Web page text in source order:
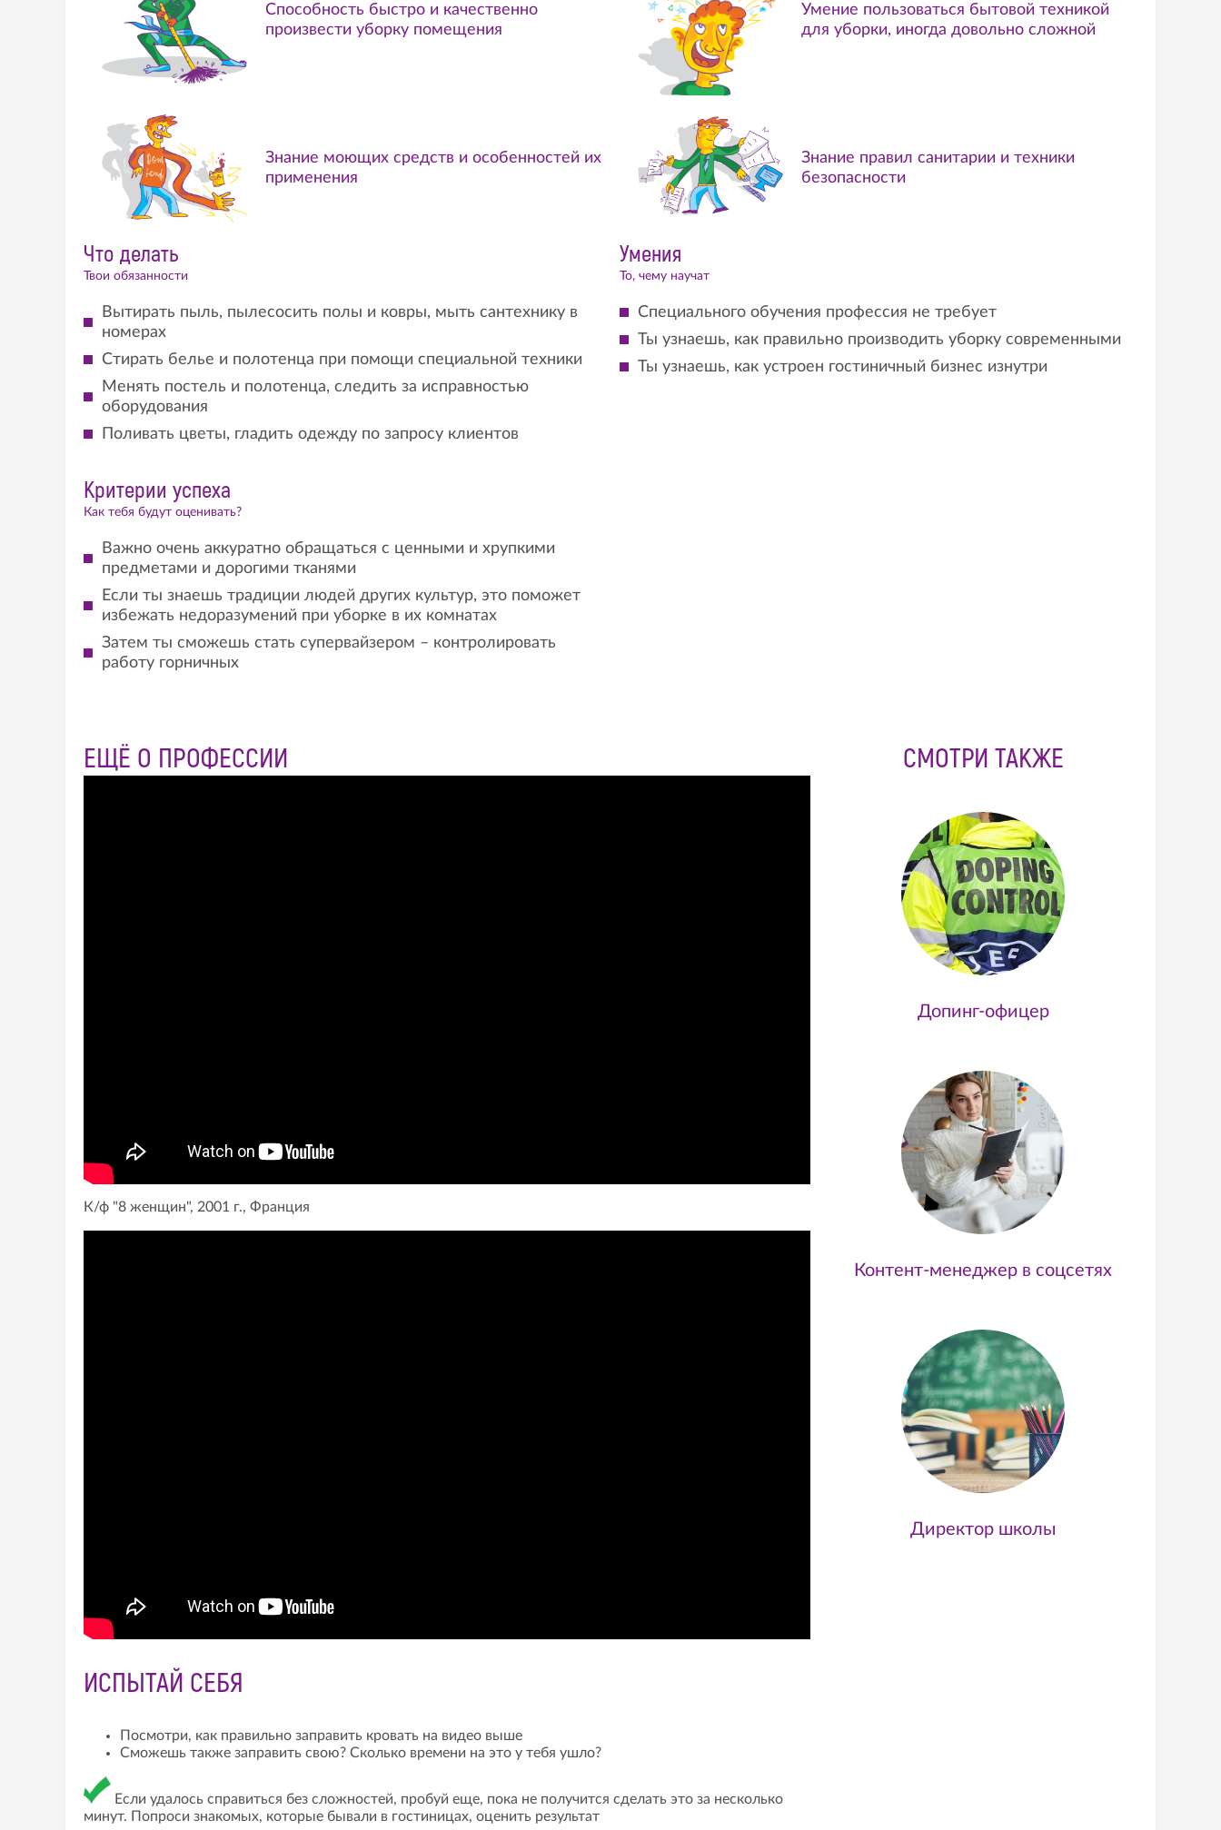
Способность быстро и качественно
произвести уборку помещения
Умение пользоваться бытовой техникой
для уборки, иногда довольно сложной
Знание моющих средств и особенностей их
применения
Знание правил санитарии и техники
безопасности
Что делать
Твои обязанности
Вытирать пыль, пылесосить полы и ковры, мыть сантехнику в
номерах
Стирать белье и полотенца при помощи специальной техники
Менять постель и полотенца, следить за исправностью
оборудования
Поливать цветы, гладить одежду по запросу клиентов
Умения
То, чему научат
Специального обучения профессия не требует
Ты узнаешь, как правильно производить уборку современными
Ты узнаешь, как устроен гостиничный бизнес изнутри
Критерии успеха
Как тебя будут оценивать?
Важно очень аккуратно обращаться с ценными и хрупкими
предметами и дорогими тканями
Если ты знаешь традиции людей других культур, это поможет
избежать недоразумений при уборке в их комнатах
Затем ты сможешь стать супервайзером – контролировать
работу горничных
ЕЩЁ О ПРОФЕССИИ
К/ф "8 женщин", 2001 г., Франция
ИСПЫТАЙ СЕБЯ
Посмотри, как правильно заправить кровать на видео выше
Сможешь также заправить свою? Сколько времени на это у тебя ушло?
Если удалось справиться без сложностей, пробуй еще, пока не получится сделать это за несколько
минут. Попроси знакомых, которые бывали в гостиницах, оценить результат
СМОТРИ ТАКЖЕ
Допинг-офицер
Контент-менеджер в соцсетях
Директор школы